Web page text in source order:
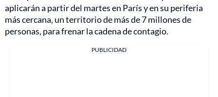
aplicarán a partir del martes en París y en su periferia
más cercana, un territorio de más de 7 millones de
personas, para frenar la cadena de contagio.
PUBLICIDAD